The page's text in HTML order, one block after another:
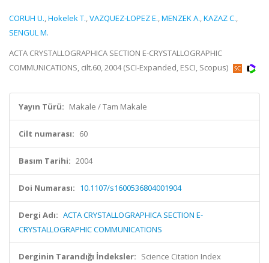
CORUH U.,Hokelek T.,VAZQUEZ-LOPEZ E.,MENZEK A.,KAZAZ C.,
SENGUL M.
ACTA CRYSTALLOGRAPHICA SECTION E-CRYSTALLOGRAPHIC
COMMUNICATIONS, cilt.60, 2004 (SCI-Expanded, ESCI, Scopus)
Yayın Türü: Makale / Tam Makale
Cilt numarası: 60
Basım Tarihi: 2004
Doi Numarası: 10.1107/s1600536804001904
Dergi Adı: ACTA CRYSTALLOGRAPHICA SECTION E-
CRYSTALLOGRAPHIC COMMUNICATIONS
Derginin Tarandığı İndeksler: Science Citation Index